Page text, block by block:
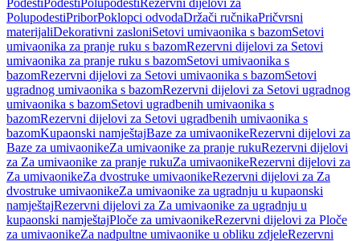
PodestiPodestiPolupodestiRezervni dijelovi za
PolupodestiPriborPoklopci odvodaDržači ručnikaPričvrsni
materijaliDekorativni zasloniSetovi umivaonika s bazomSetovi
umivaonika za pranje ruku s bazomRezervni dijelovi za Setovi
umivaonika za pranje ruku s bazomSetovi umivaonika s
bazomRezervni dijelovi za Setovi umivaonika s bazomSetovi
ugradnog umivaonika s bazomRezervni dijelovi za Setovi ugradnog
umivaonika s bazomSetovi ugradbenih umivaonika s
bazomRezervni dijelovi za Setovi ugradbenih umivaonika s
bazomKupaonski namještajBaze za umivaonikeRezervni dijelovi za
Baze za umivaonikeZa umivaonike za pranje rukuRezervni dijelovi
za Za umivaonike za pranje rukuZa umivaonikeRezervni dijelovi za
Za umivaonikeZa dvostruke umivaonikeRezervni dijelovi za Za
dvostruke umivaonikeZa umivaonike za ugradnju u kupaonski
namještajRezervni dijelovi za Za umivaonike za ugradnju u
kupaonski namještajPloče za umivaonikeRezervni dijelovi za Ploče
za umivaonikeZa nadpultne umivaonike u obliku zdjeleRezervni